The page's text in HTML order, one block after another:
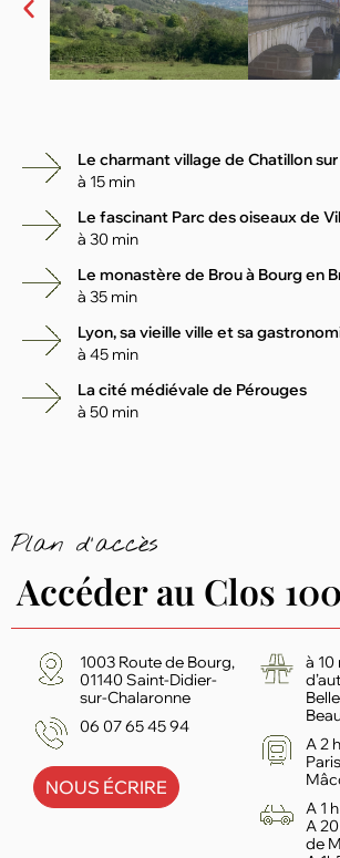
Le charmant village de Chatillon
à 15 min
Le fascinant Parc des oiseaux de
à 30 min
Le monastère de Brou à Bourg en
à 35 min
Lyon, sa vieille ville et sa
à 45 min
La cité médiévale de Pérouges
à 50 min
Plan d'accès
Accéder au Clos
1003 Route de Bourg,
01140 Saint-Didier-
sur-Chalaronne
06 07 65 45 94
NOUS ÉCRIRE
à 10
A 2
A 1
A
de